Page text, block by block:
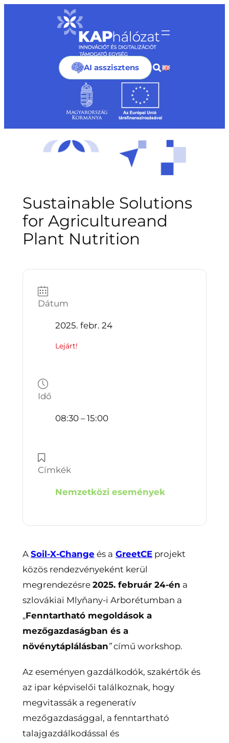
AI asszisztens
Sustainable Solutions
for Agricultureand
Plant Nutrition
Dátum
2025. febr. 24
Lejárt!
Idő
08:30 – 15:00
Címkék
Nemzetközi események
A Soil-X-Change és a GreetCEprojekt
közös rendezvényeként kerül
megrendezésre 2025. február 24-én a
szlovákiai Mlyňany-i Arborétumban a
„Fenntartható megoldások a
mezőgazdaságban és a
növénytáplálásban”című workshop.
Az eseményen gazdálkodók, szakértők és
az ipar képviselői találkoznak, hogy
megvitassák a regeneratív
mezőgazdasággal, a fenntartható
talajgazdálkodással és